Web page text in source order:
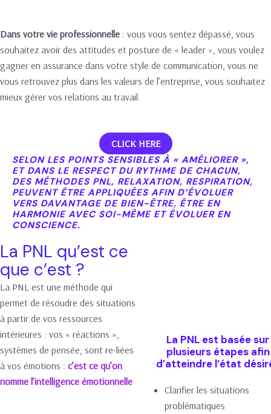
Dans votre vie professionnelle : vous vous sentez dépassé, vous
souhaitez avoir des attitudes et posture de « leader », vous voulez
gagner en assurance dans votre style de communication, vous ne
vous retrouvez plus dans les valeurs de l’entreprise, vous souhaitez
mieux gérer vos relations au travail.
CLICK HERE
SELON LES POINTS SENSIBLES À « AMÉLIORER »,
ET DANS LE RESPECT DU RYTHME DE CHACUN,
DES MÉTHODES PNL, RELAXATION, RESPIRATION,
PEUVENT ÊTRE APPLIQUÉES AFIN D’ÉVOLUER
VERS DAVANTAGE DE BIEN-ÊTRE, ÊTRE EN
HARMONIE AVEC SOI-MÊME ET ÉVOLUER EN
CONSCIENCE.
La PNL qu’est ce
que c’est ?
La PNL est une méthode qui
permet de résoudre des situations
à partir de vos ressources
intérieures : vos « réactions »,
systèmes de pensée, sont re-liées
à vos émotions : c’est ce qu’on
nomme l’intelligence émotionnelle
La PNL est basée sur
plusieurs étapes afin
d’atteindre l’état
Clarifier les situations
problématiques